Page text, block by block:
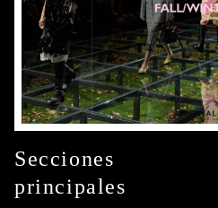
Secciones
principales